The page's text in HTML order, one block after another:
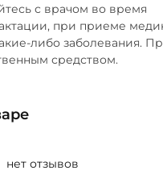
с врачом во время
при приеме
либо заболевания.
средством.
нет отзывов